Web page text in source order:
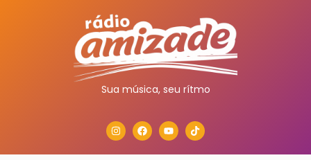
Sua música, seu rítmo